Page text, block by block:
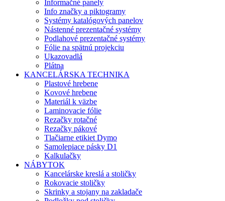
Informačné panely
Info značky a piktogramy
Systémy katalógových panelov
Nástenné prezentačné systémy
Podlahové prezentačné systémy
Fólie na spätnú projekciu
Ukazovadlá
Plátna
KANCELÁRSKA TECHNIKA
Plastové hrebene
Kovové hrebene
Materiál k väzbe
Laminovacie fólie
Rezačky rotačné
Rezačky pákové
Tlačiarne etikiet Dymo
Samolepiace pásky D1
Kalkulačky
NÁBYTOK
Kancelárske kreslá a stoličky
Rokovacie stoličky
Skrinky a stojany na zakladače